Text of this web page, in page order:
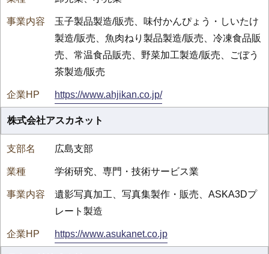
玉子製品製造/販売、味付かんぴょう・しいたけ
製造/販売、魚肉ねり製品製造/販売、冷凍食品販
売、常温食品販売、野菜加工製造/販売、ごぼう
茶製造/販売
https://www.ahjikan.co.jp/
株式会社アスカネット
広島支部
学術研究、専門・技術サービス業
遺影写真加工、写真集製作・販売、ASKA3Dプ
レート製造
https://www.asukanet.co.jp